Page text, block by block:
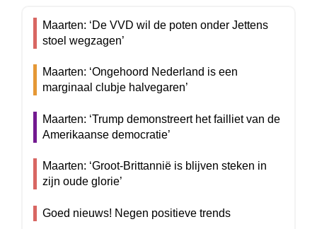
Maarten: ‘De VVD wil de poten onder Jettens
stoel wegzagen’
Maarten: ‘Ongehoord Nederland is een
marginaal clubje halvegaren’
Maarten: ‘Trump demonstreert het failliet van de
Amerikaanse democratie’
Maarten: ‘Groot-Brittannië is blijven steken in
zijn oude glorie’
Goed nieuws! Negen positieve trends